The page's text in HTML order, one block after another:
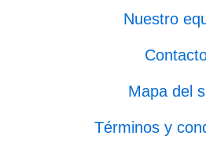
Nuestro
Mapa del
Términos y